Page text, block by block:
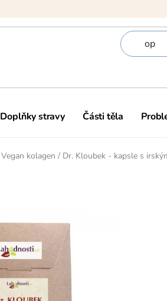
Doplňky stravy Části těla
Vegan kolagen / Dr. Kloubek - kapsle s